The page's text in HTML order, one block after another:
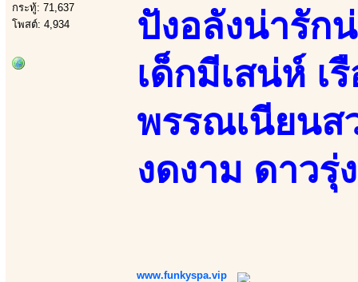
กระทู้: 71,637
โพสต์: 4,934
ปังอลังน่ารัก
เด็กมีเสน่ห์ เ
พรรณเนียนส
งดงาม ดาวรุ่
www.funkyspa.vip